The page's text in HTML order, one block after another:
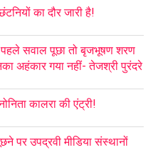
का दौर जारी है!
पहले सवाल पूछा तो बृजभूषण शरण
अहंकार गया नहीं- तेजश्री पुरंदरे
कालरा की एंट्री!
पर उपद्रवी मीडिया संस्थानों